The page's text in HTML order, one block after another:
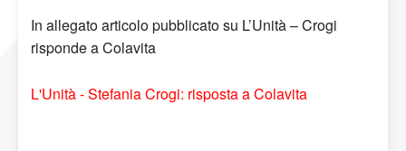
In allegato articolo pubblicato su L’Unità – Crogi
risponde a Colavita
L'Unità - Stefania Crogi: risposta a Colavita